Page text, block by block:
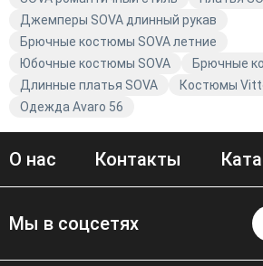
Джемперы SOVA длинный рукав
Брючные костюмы SOVA летние
Юбочные костюмы SOVA
Брючные
Длинные платья SOVA
Костюмы
Одежда Avaro 56
О нас Контакты
Мы в соцсетях